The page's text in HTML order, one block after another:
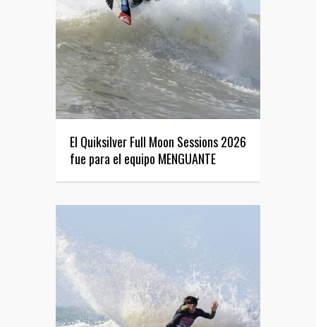
El Quiksilver Full Moon Sessions 2026
fue para el equipo MENGUANTE